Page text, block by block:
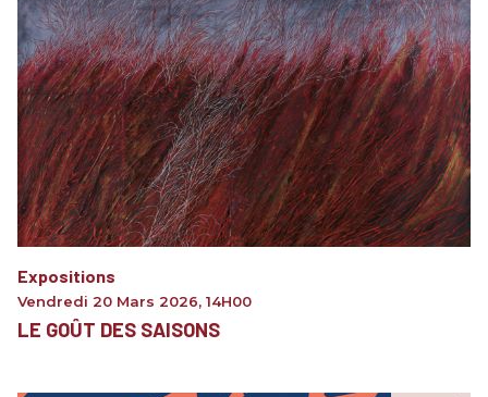
Expositions
Vendredi 20 Mars 2026, 14H00
LE GOÛT DES SAISONS